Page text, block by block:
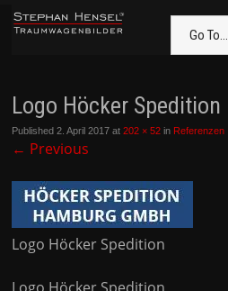
Go To...
Logo Höcker Spedition
Published2. April 2017 at202 × 52 in Referenzen
← Previous
Logo Höcker Spedition